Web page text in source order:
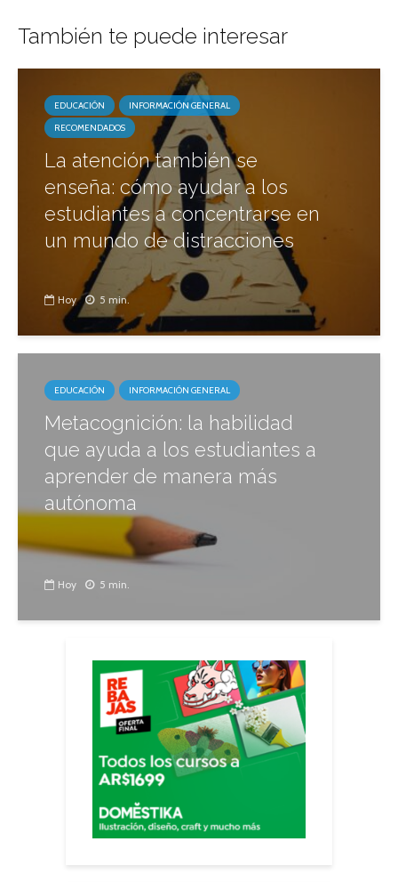
También te puede interesar
EDUCACIÓN
INFORMACIÓN GENERAL
RECOMENDADOS
La atención también se
enseña: cómo ayudar a los
estudiantes a concentrarse en
un mundo de distracciones
Hoy 5 min.
EDUCACIÓN INFORMACIÓN GENERAL
Metacognición: la habilidad
que ayuda a los estudiantes a
aprender de manera más
autónoma
Hoy 5 min.